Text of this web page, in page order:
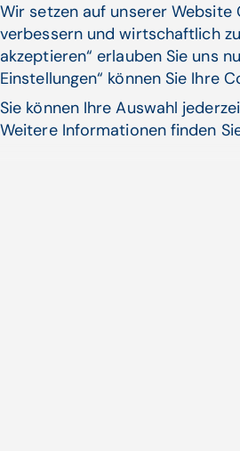
Wir setzen auf unserer Website
verbessern und wirtschaftlich
akzeptieren“ erlauben Sie uns
Einstellungen“ können Sie Ihre
Sie können Ihre Auswahl
Weitere Informationen finden